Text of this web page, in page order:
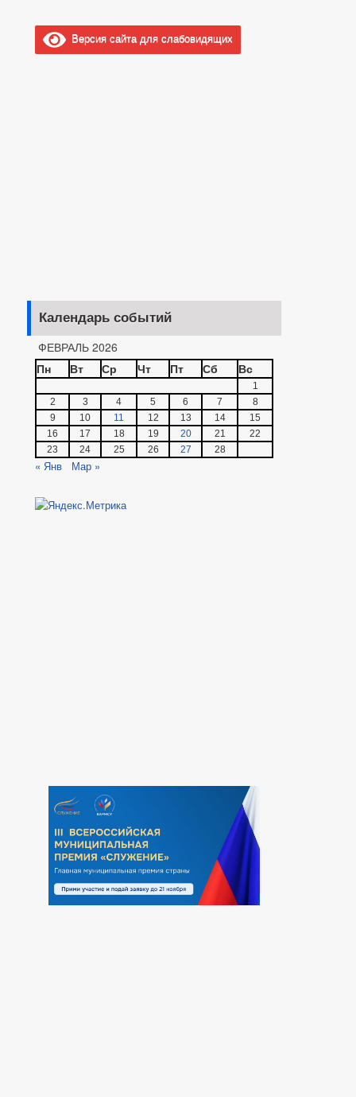
Версия сайта для слабовидящих
Календарь событий
ФЕВРАЛЬ 2026
Пн
Вт Ср Чт Пт Сб Вс
1
2
3 4 5 6 7
8
9
10 11 12 13 14
15
16
17 18 19 20 21
22
23
24 25 26 27 28
« Янв Мар »